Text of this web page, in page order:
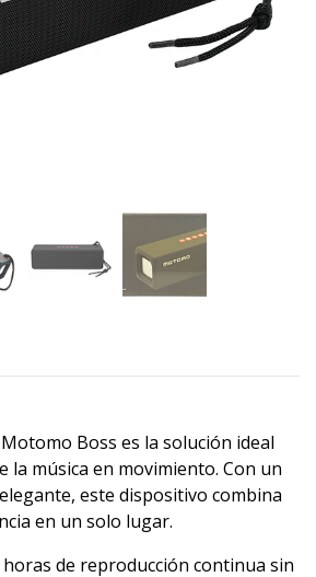
Boss es la solución ideal
la música en movimiento. Con un
este dispositivo combina
en un solo lugar.
de reproducción continua sin